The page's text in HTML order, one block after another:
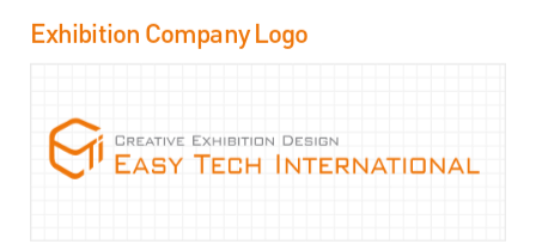
Exhibition Company Logo
Exhibition Company Logo